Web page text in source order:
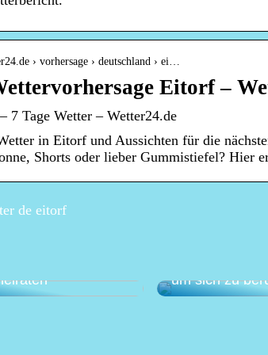
› vorhersage › deutschland › ei…
Eitorf –
7 Tage Wetter – Wetter24.de
in Eitorf und Aussichten für die
Shorts oder lieber Gummistiefel? Hier
de eitorf
um sich zu